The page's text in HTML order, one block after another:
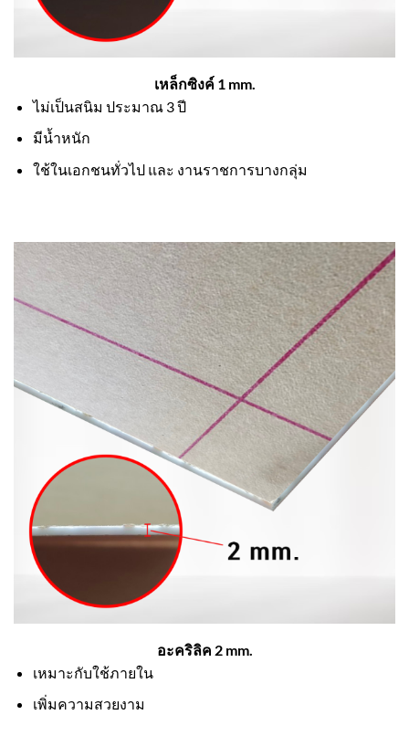
เหล็กซิงค์ 1 mm.
ไม่เป็นสนิม ประมาณ 3 ปี
มีน้ำหนัก
ใช้ในเอกชนทั่วไป และ งานราชการบางกลุ่ม
อะคริลิค 2 mm.
เหมาะกับใช้ภายใน
เพิ่มความสวยงาม